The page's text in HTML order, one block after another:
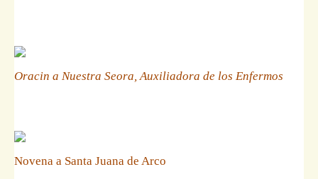
Oracin a Nuestra Seora, Auxiliadora de los Enfermos
Novena a Santa Juana de Arco